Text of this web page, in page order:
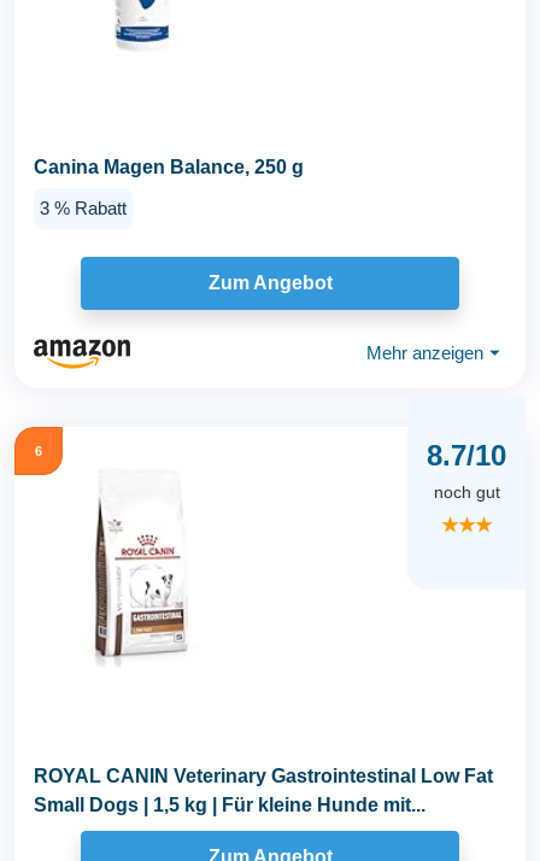
Canina Magen Balance, 250 g
3 % Rabatt
Zum Angebot
Mehr anzeigen ⏷
6 8.7/10
noch gut
★★★
ROYAL CANIN Veterinary Gastrointestinal Low Fat
Small Dogs | 1,5 kg | Für kleine Hunde mit...
Zum Angebot